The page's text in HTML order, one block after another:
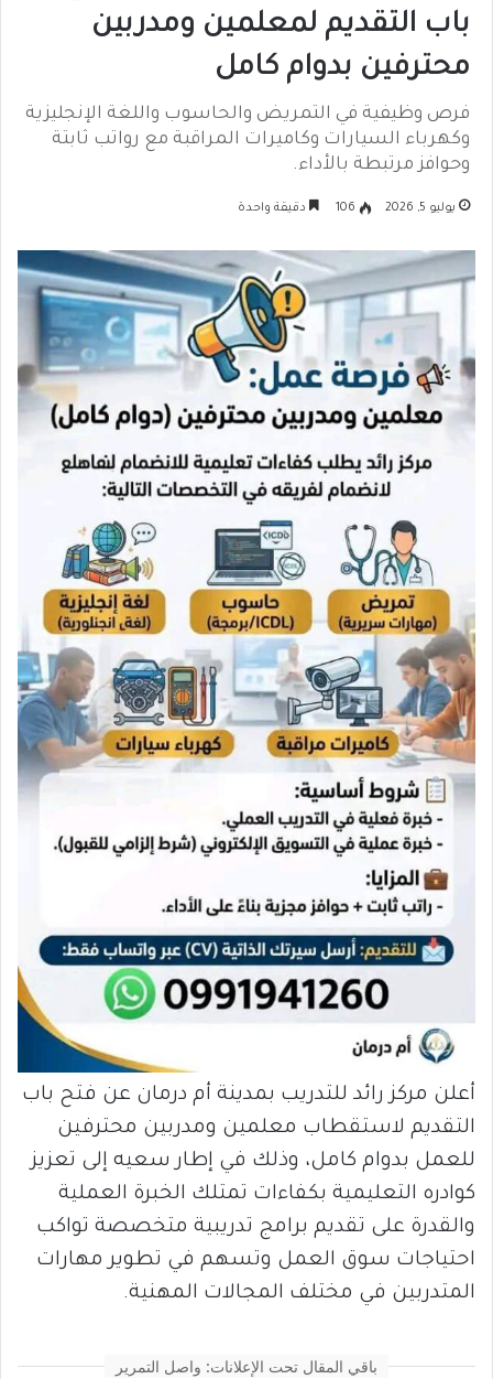
باب التقديم لمعلمين ومدربين
محترفين بدوام كامل
فرص وظيفية في التمريض والحاسوب واللغة الإنجليزية
وكهرباء السيارات وكاميرات المراقبة مع رواتب ثابتة
وحوافز مرتبطة بالأداء.
يوليو 5, 2026 106 دقيقة واحدة
أعلن مركز رائد للتدريب بمدينة أم درمان عن فتح باب
التقديم لاستقطاب معلمين ومدربين محترفين
للعمل بدوام كامل، وذلك في إطار سعيه إلى تعزيز
كوادره التعليمية بكفاءات تمتلك الخبرة العملية
والقدرة على تقديم برامج تدريبية متخصصة تواكب
احتياجات سوق العمل وتسهم في تطوير مهارات
المتدربين في مختلف المجالات المهنية.
باقي المقال تحت الإعلانات: واصل التمرير